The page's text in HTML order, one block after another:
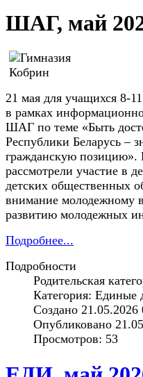
ШАГ, май
21 мая для учащихся 8-
в рамках
ШАГ по теме «Быть
Республики Беларусь –
гражданскую позицию».
рассмотрели участие в
детских общественных
внимание молодежному
развитию молодежных
Подробнее...
Подробности
Родительская
Категория:
Создано 21.05.2026
Опубликовано
Просмотров: 53